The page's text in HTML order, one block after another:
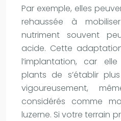
Par exemple, elles
rehaussée à
nutriment souvent
acide. Cette
l’implantation, car
plants de s’établir
vigoureusement,
considérés comme
luzerne. Si votre terrain